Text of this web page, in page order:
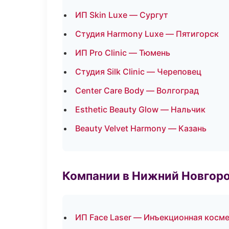
ИП Skin Luxe — Сургут
Студия Harmony Luxe — Пятигорск
ИП Pro Clinic — Тюмень
Студия Silk Clinic — Череповец
Center Care Body — Волгоград
Esthetic Beauty Glow — Нальчик
Beauty Velvet Harmony — Казань
Компании в Нижний
ИП Face Laser — Инъекционная